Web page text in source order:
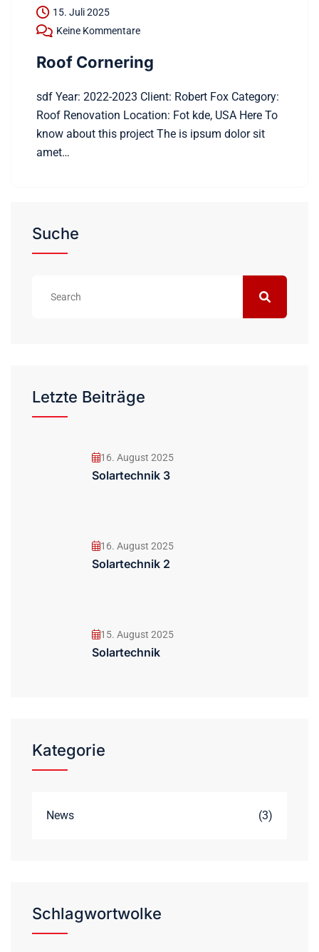
15. Juli 2025
Keine Kommentare
Roof Cornering
sdf Year: 2022-2023 Client: Robert Fox Category:
Roof Renovation Location: Fot kde, USA Here To
know about this project The is ipsum dolor sit
amet…
Suche
Letzte Beiträge
16. August 2025
Solartechnik 3
16. August 2025
Solartechnik 2
15. August 2025
Solartechnik
Kategorie
News (3)
Schlagwortwolke